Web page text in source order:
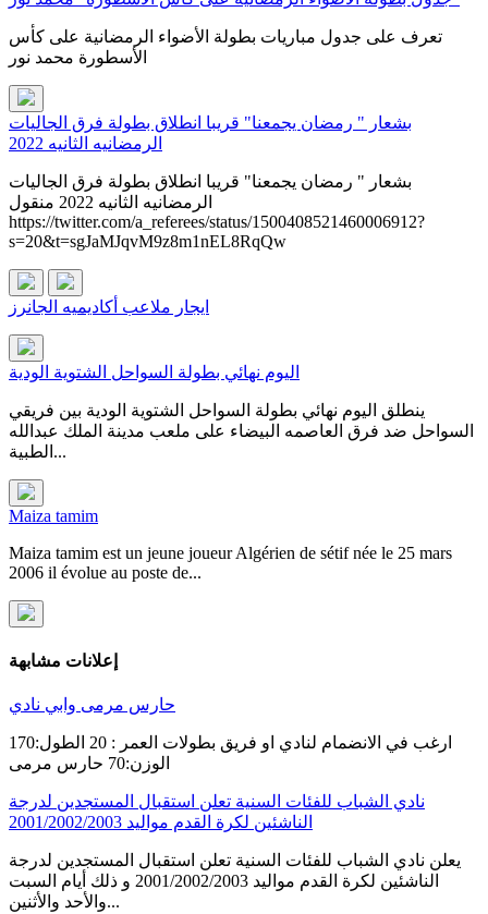
تعرف على جدول مباريات بطولة الأضواء الرمضانية على كأس
بشعار " رمضان يجمعنا" قريبا انطلاق بطولة فرق الجاليات
الرمضانيه الثانيه 2022
بشعار " رمضان يجمعنا" قريبا انطلاق بطولة فرق الجاليات
الرمضانيه الثانيه 2022 منقول
https://twitter.com/a_referees/status/1500408521460006912?
s=20&t=sgJaMJqvM9z8m1nEL8RqQw
ايجار ملاعب أكاديميه الجانرز
اليوم نهائي بطولة السواحل الشتوية الودية
ينطلق اليوم نهائي بطولة السواحل الشتوية الودية بين فريقي
السواحل ضد فرق العاصمه البيضاء على ملعب مدينة الملك عبدالله
الطبية...
Maiza tamim
Maiza tamim est un jeune joueur Algérien de sétif née le 25 mars
2006 il évolue au poste de...
إعلانات مشابهة
حارس مرمى وابي نادي
ارغب في الانضمام لنادي او فريق بطولات العمر : 20 الطول:170
نادي الشباب للفئات السنية تعلن استقبال المستجدين لدرجة
الناشئين لكرة القدم مواليد 2001/2002/2003
يعلن نادي الشباب للفئات السنية تعلن استقبال المستجدين لدرجة
الناشئين لكرة القدم مواليد 2001/2002/2003 و ذلك أيام السبت
والأحد والأثنين...